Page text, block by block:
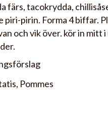
färs, tacokrydda,
piri-pirin. Forma 4 biffar.
och vik över. kör in mitt
Pommes